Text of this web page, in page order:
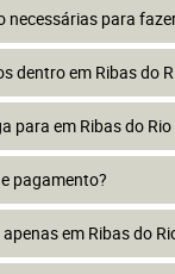
necessárias para
dentro em Ribas do
para em Ribas do
pagamento?
em Ribas do